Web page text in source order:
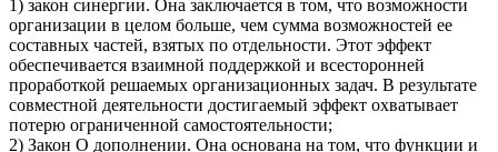
1) закон синергии. Она заключается в том, что возможности
организации в целом больше, чем сумма возможностей ее
составных частей, взятых по отдельности. Этот эффект
обеспечивается взаимной поддержкой и всесторонней
проработкой решаемых организационных задач. В результате
совместной деятельности достигаемый эффект охватывает
потерю ограниченной самостоятельности;
2) Закон О дополнении. Она основана на том, что функции и